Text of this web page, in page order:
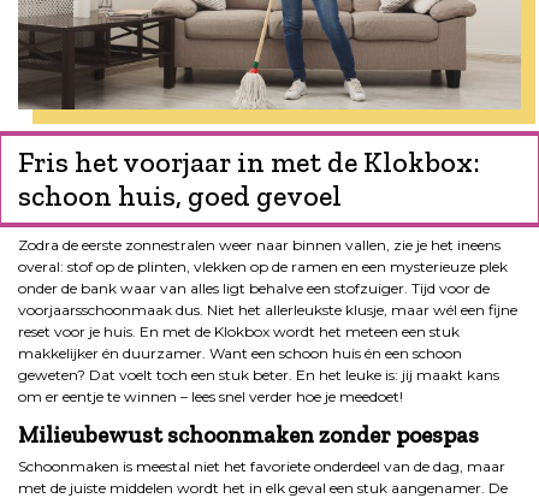
Fris het voorjaar in met de Klokbox:
schoon huis, goed gevoel
Zodra de eerste zonnestralen weer naar binnen vallen, zie je het ineens
overal: stof op de plinten, vlekken op de ramen en een mysterieuze plek
onder de bank waar van alles ligt behalve een stofzuiger. Tijd voor de
voorjaarsschoonmaak dus. Niet het allerleukste klusje, maar wél een fijne
reset voor je huis. En met de Klokbox wordt het meteen een stuk
makkelijker én duurzamer. Want een schoon huis én een schoon
geweten? Dat voelt toch een stuk beter. En het leuke is: jij maakt kans
om er eentje te winnen – lees snel verder hoe je meedoet!
Milieubewust schoonmaken zonder poespas
Schoonmaken is meestal niet het favoriete onderdeel van de dag, maar
met de juiste middelen wordt het in elk geval een stuk aangenamer. De